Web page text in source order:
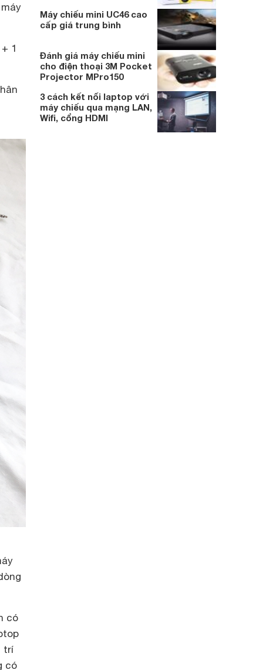
1
có
trí
có
Máy chiếu mini UC46 cao
cấp giá trung bình
Đánh giá máy chiếu mini
cho điện thoại 3M Pocket
Projector MPro150
3 cách kết nối laptop với
máy chiếu qua mạng LAN,
Wifi, cổng HDMI